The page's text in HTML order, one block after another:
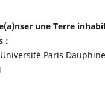
une Terre
:
Paris Dauphine